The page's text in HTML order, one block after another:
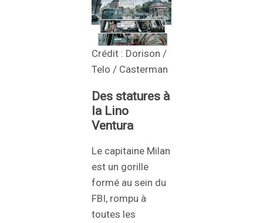
Crédit : Dorison /
Telo / Casterman
Des statures à
la Lino
Ventura
Le capitaine Milan
est un gorille
formé au sein du
FBI, rompu à
toutes les